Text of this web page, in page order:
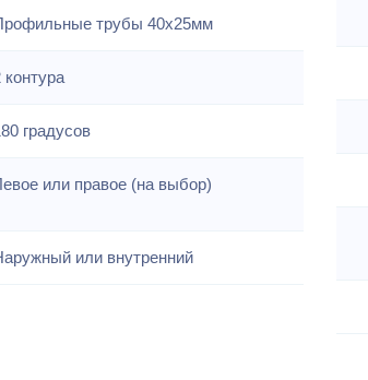
трубы 40х25мм
контура
градусов
или правое (на выбор)
или внутренний